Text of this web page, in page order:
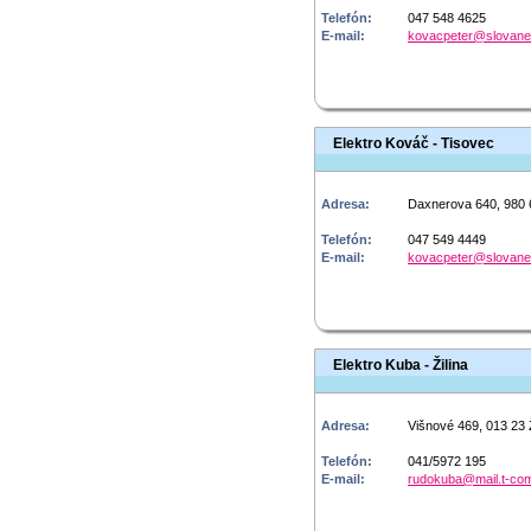
Telefón:
047 548 4625
E-mail:
Elektro Kováč - Tisovec
Adresa: Daxnerova 640, 980
Telefón:
047 549 4449
E-mail:
Elektro Kuba - Žilina
Adresa: Višnové 469, 013 23
Telefón:
041/5972 195
E-mail:
rudokuba@mail.t-